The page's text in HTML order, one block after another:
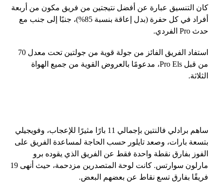
كان التنسيق عبارة عن أفضل نتيجتين من فريق مكون من أربعة
أفراد في كل حفرة (بدل إعاقة بنسبة 85%)، جنبًا إلى جنب مع
حدث Pro الفردي.
استفاد الفريق الفائز من جولة قوية من جولتين تحت معدل 70
من قبل Pro Els، مدعومًا بالعروض القوية من جميع الهواة
الثلاثة.
ساهم برادلي فالنتين بإجمالي 11 بارًا مثيرًا للإعجاب، وفويجيلي
بتسعة بارات، وصعد تايلور حسب الحاجة لمساعدة الفريق على
الفوز بفارق نقطة واحدة فقط عن الفريق الذي يقوده برو
مارلون سوارتس. كانت لوحة المتصدرين مزدحمة، حيث أنهى 19
فريقًا بفارق تسع نقاط عن بعضهم البعض.